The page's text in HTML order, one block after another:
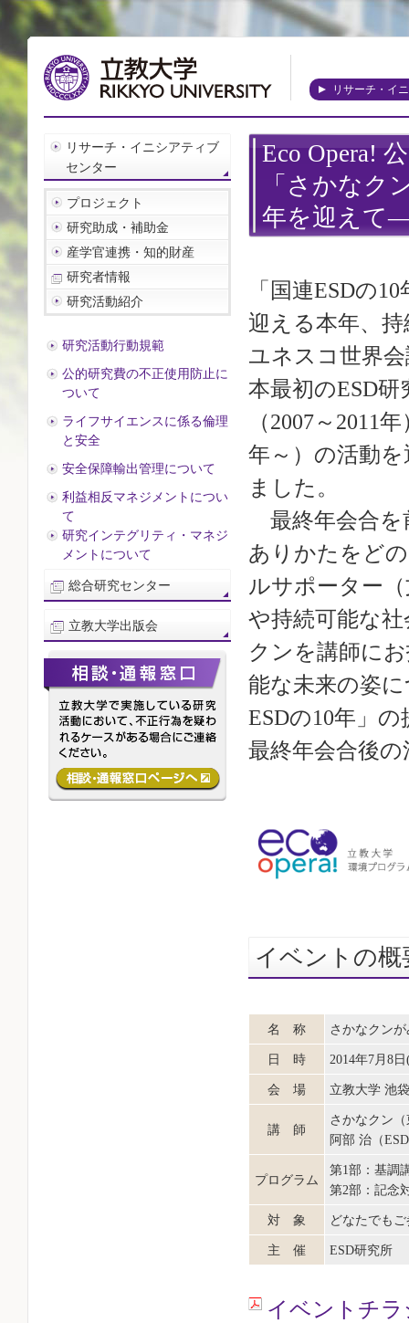
リサーチ・イ
Eco Opera!
「さかなク
年を迎えて
「国連ESDの
迎える本年、
ユネスコ世界
本最初のESD
（2007～2011
年～）の活動
ました。
最終年会合を
ありかたをど
ルサポーター
や持続可能な
クンを講師に
能な未来の姿
ESDの10年」
最終年会合後
イベントの概
名 称 さかなクン
日 時 2014年7月8
会 場 立教大学 池
講 師
さかなクン
阿部 治（
プログラム
第1部：基調
第2部：記念
対 象 どなたでも
主 催 ESD研究所
イベントチラ
リサーチ・イニシアティブ
センター
プロジェクト
研究助成・補助金
産学官連携・知的財産
研究者情報
研究活動紹介
研究活動行動規範
公的研究費の不正使用防止に
ついて
ライフサイエンスに係る倫理
と安全
安全保障輸出管理について
利益相反マネジメントについ
て
研究インテグリティ・マネジ
メントについて
総合研究センター
立教大学出版会